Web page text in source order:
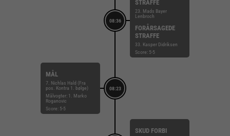
08:36
STRAFFE
23. Mads Bayer
Lenbroch
FORÅRSAGEDE
STRAFFE
33. Kasper Didriksen
Score: 5-5
08:23
MÅL
7. Nichlas Hald (Fra
pos. Kontra 1. bølge)
Målvogter: 1. Marko
Roganovic
Score: 5-5
SKUD FORBI